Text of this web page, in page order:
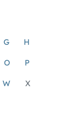
G H
O P
W X